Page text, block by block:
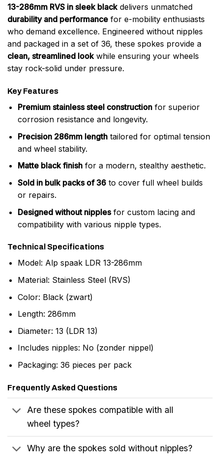
13-286mm RVS in sleek blackdelivers unmatched
durability and performance for e-mobility enthusiasts
who demand excellence. Engineered without nipples
and packaged in a set of 36, these spokes provide a
clean, streamlined lookwhile ensuring your wheels
stay rock-solid under pressure.
Key Features
Premium stainless steel constructionfor superior
corrosion resistance and longevity.
Precision 286mm lengthtailored for optimal tension
and wheel stability.
Matte black finishfor a modern, stealthy aesthetic.
Sold in bulk packs of 36to cover full wheel builds
or repairs.
Designed without nipplesfor custom lacing and
compatibility with various nipple types.
Technical Specifications
Model: Alp spaak LDR 13-286mm
Material: Stainless Steel (RVS)
Color: Black (zwart)
Length: 286mm
Diameter: 13 (LDR 13)
Includes nipples: No (zonder nippel)
Packaging: 36 pieces per pack
Frequently Asked Questions
Are these spokes compatible with all
wheel types?
Why are the spokes sold without nipples?